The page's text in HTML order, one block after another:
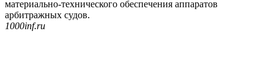
материально-технического обеспечения аппаратов
арбитражных судов.
1000inf.ru